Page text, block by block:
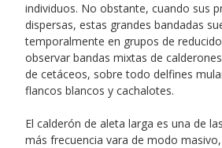
individuos. No obstante, cuando sus
dispersas, estas grandes bandadas
temporalmente en grupos de
observar bandas mixtas de
de cetáceos, sobre todo delfines
flancos blancos y cachalotes.
El calderón de aleta larga es una de
más frecuencia vara de modo